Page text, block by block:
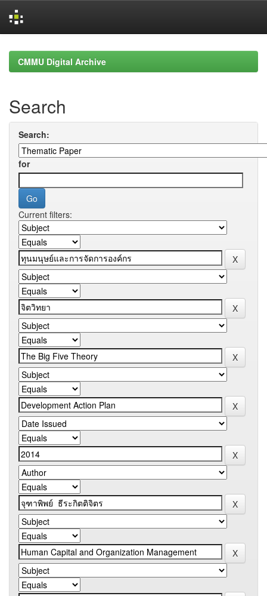
navigationCMMU Digital Archive
Search
Search:
for
Current filters: